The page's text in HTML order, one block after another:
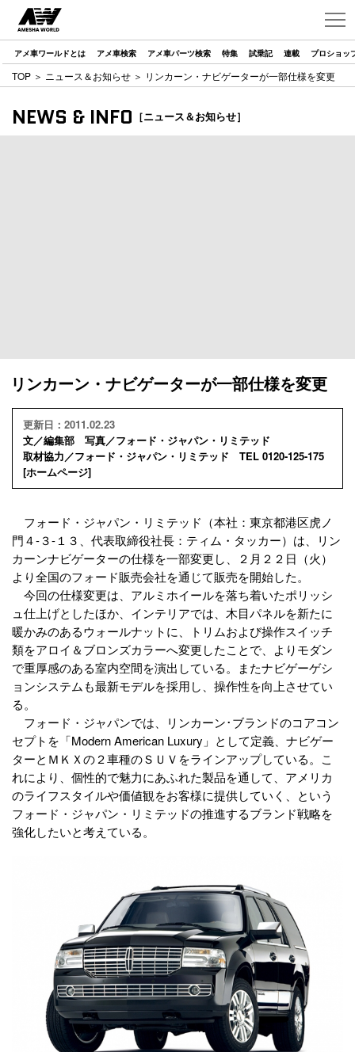
アメ車ワールドとは アメ車検索 アメ車パーツ検索 特集 試乗記 連載 プロショッ
TOP ＞ ニュース＆お知らせ ＞ リンカーン・ナビゲーターが一部仕様を変更
NEWS & INFO ［ニュース＆お知らせ］
リンカーン・ナビゲーターが一部仕様を変更
更新日：2011.02.23
文／編集部 写真／フォード・ジャパン・リミテッド
取材協力／フォード・ジャパン・リミテッド TEL 0120-125-175
[ホームページ]
フォード・ジャパン・リミテッド（本社：東京都港区虎ノ
門４-３-１３、代表取締役社長：ティム・タッカー）は、リン
カーンナビゲーターの仕様を一部変更し、２月２２日（火）
より全国のフォード販売会社を通じて販売を開始した。
今回の仕様変更は、アルミホイールを落ち着いたポリッシ
ュ仕上げとしたほか、インテリアでは、木目パネルを新たに
暖かみのあるウォールナットに、トリムおよび操作スイッチ
類をアロイ＆ブロンズカラーへ変更したことで、よりモダン
で重厚感のある室内空間を演出している。またナビゲーゲシ
ョンシステムも最新モデルを採用し、操作性を向上させてい
る。
フォード・ジャパンでは、リンカーン･ブランドのコアコン
セプトを「Modern American Luxury」として定義、ナビゲー
ターとＭＫＸの２車種のＳＵＶをラインアップしている。こ
れにより、個性的で魅力にあふれた製品を通して、アメリカ
のライフスタイルや価値観をお客様に提供していく、という
フォード・ジャパン・リミテッドの推進するブランド戦略を
強化したいと考えている。